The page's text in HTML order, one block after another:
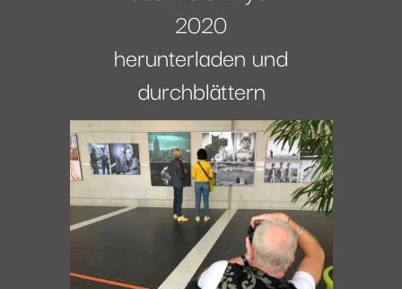
2020
herunterladen und
durchblättern